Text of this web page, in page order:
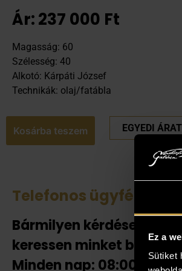
Ez a
Sütiket
Ár:237 000 Ft
Magasság: 60
Szélesség: 40
Alkotó: Kárpáti József
Technikák: olaj/fatábla
Kosárba teszem EGYEDI
Telefonos
Bármilyen kérdése van
keressen minket
Minden nap: 08:00-